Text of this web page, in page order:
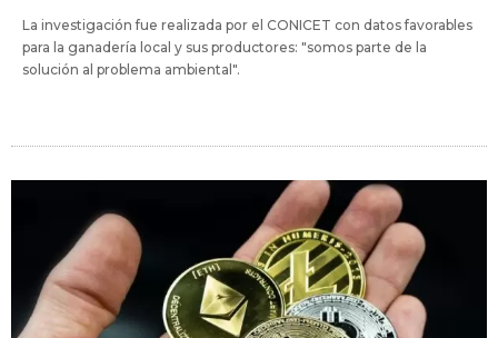
La investigación fue realizada por el CONICET con datos favorables
para la ganadería local y sus productores: "somos parte de la
solución al problema ambiental".